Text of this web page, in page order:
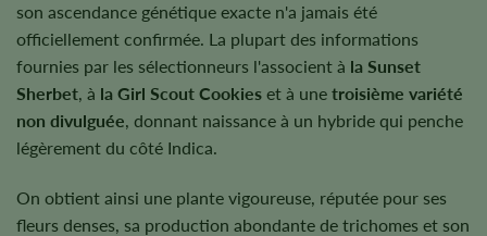
son ascendance génétique exacte n'a jamais été
officiellement confirmée. La plupart des informations
fournies par les sélectionneurs l'associent à la Sunset
Sherbet, à la Girl Scout Cookies et à une troisième variété
non divulguée, donnant naissance à un hybride qui penche
légèrement du côté Indica.
On obtient ainsi une plante vigoureuse, réputée pour ses
fleurs denses, sa production abondante de trichomes et son